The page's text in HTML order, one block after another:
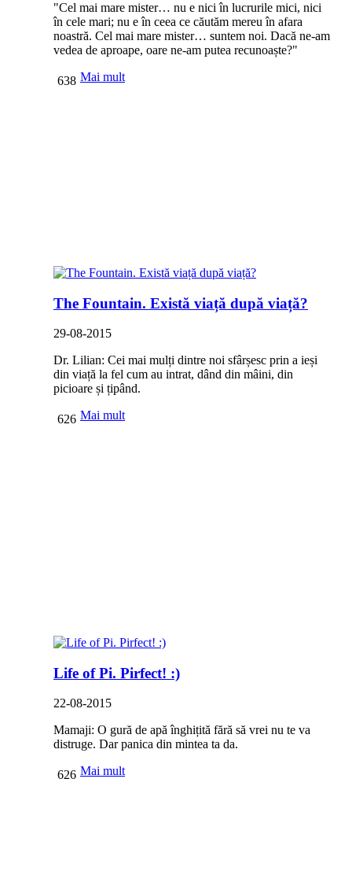
"Cel mai mare mister… nu e nici în lucrurile mici, nici
în cele mari; nu e în ceea ce căutăm mereu în afara
noastră. Cel mai mare mister… suntem noi. Dacă ne-am
vedea de aproape, oare ne-am putea recunoaște?"
Mai mult
638
The Fountain. Există viață după viață?
29-08-2015
Dr. Lilian: Cei mai mulți dintre noi sfârșesc prin a ieși
din viață la fel cum au intrat, dând din mâini, din
picioare și țipând.
Mai mult
626
Life of Pi. Pirfect! :)
22-08-2015
Mamaji: O gură de apă înghițită fără să vrei nu te va
distruge. Dar panica din mintea ta da.
Mai mult
626